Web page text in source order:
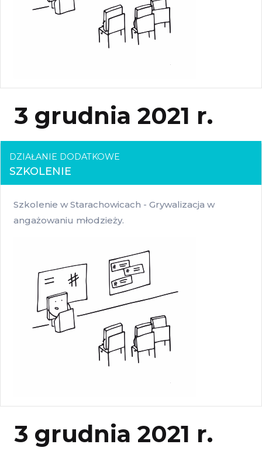
3 grudnia 2021 r.
DZIAŁANIE DODATKOWE
SZKOLENIE
Szkolenie w Starachowicach - Grywalizacja w
angażowaniu młodzieży.
3 grudnia 2021 r.